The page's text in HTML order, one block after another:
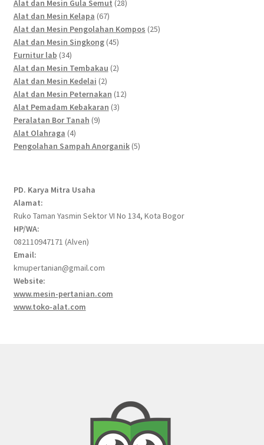
products
Alat dan Mesin Gula Semut 2828
Alat dan Mesin Kelapa 6767
products
Alat dan Mesin Pengolahan Kompos 2525
Alat dan Mesin Singkong 4545
Furnitur lab 3434
products
Alat dan Mesin Tembakau 22
Alat dan Mesin Kedelai 22
products
Alat dan Mesin Peternakan 1212
Alat Pemadam Kebakaran 33
Peralatan Bor Tanah 99
Alat Olahraga 44
products
Pengolahan Sampah Anorganik 55
PD. Karya Mitra Usaha
Alamat:
Ruko Taman Yasmin Sektor VI No 134, Kota Bogor
HP/WA:
082110947171 (Alven)
Email:
kmupertanian@gmail.com
Website:
www.mesin-pertanian.com
www.toko-alat.com